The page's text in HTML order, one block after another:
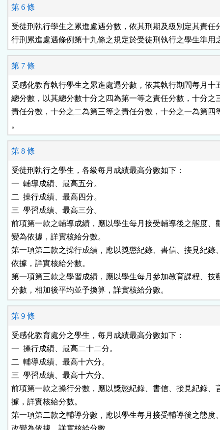
第 6 條
受徒刑執行學生之累進處遇分數，依其刑期及級別定其責任
行刑累進處遇條例第十九條之規定於受徒刑執行之學生準用
第 7 條
受感化教育執行學生之累進處遇分數，依其執行期間每月十
總分數，以其總分數十分之四為第一等之責任分數，十分之
責任分數，十分之二為第三等之責任分數，十分之一為第四
。
第 8 條
受徒刑執行之學生，各級每月成績最高分數如下：
一  輔導成績、最高五分。
二  操行成績、最高四分。
三  學習成績、最高三分。
前項第一款之輔導成績，應以學生每月接受輔導後之態度、
變為依據，詳實核給分數。
第一項第二款之操行成績，應以獎懲紀錄、書信、接見紀錄
依據，詳實核給分數。
第一項第三款之學習成績，應以學生每月參加教育課程、技
第 9 條
受感化教育處分之學生，每月成績最高分數如下：
一  操行成績、最高二十二分。
二  輔導成績、最高十六分。
三  學習成績、最高十六分。
前項第一款之操行分數，應以獎懲紀錄、書信、接見紀錄、
據，詳實核給分數。
第一項第二款之輔導分數，應以學生每月接受輔導後之態度